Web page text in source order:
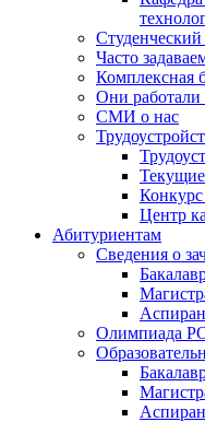
Часто
Комплексная
Они
СМИ о нас
Центр
Абитуриентам
Сведения о
Олимпиада